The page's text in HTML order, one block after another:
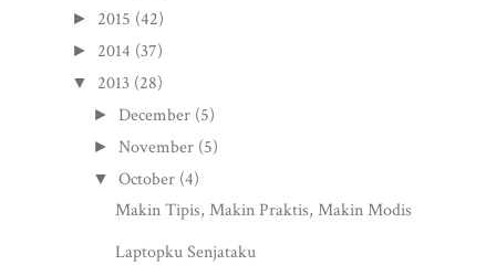
► 2015 (42)
► 2014 (37)
▼ 2013 (28)
► December (5)
►November (5)
▼ October (4)
Makin Tipis, Makin Praktis, Makin Modis
Laptopku Senjataku